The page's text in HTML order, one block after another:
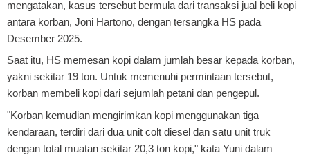
mengatakan, kasus tersebut bermula dari transaksi jual beli kopi
antara korban, Joni Hartono, dengan tersangka HS pada
Desember 2025.
Saat itu, HS memesan kopi dalam jumlah besar kepada korban,
yakni sekitar 19 ton. Untuk memenuhi permintaan tersebut,
korban membeli kopi dari sejumlah petani dan pengepul.
"Korban kemudian mengirimkan kopi menggunakan tiga
kendaraan, terdiri dari dua unit colt diesel dan satu unit truk
dengan total muatan sekitar 20,3 ton kopi," kata Yuni dalam